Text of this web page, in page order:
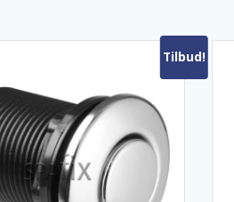
Mulighederne
vælges
varesiden
Tilbud!